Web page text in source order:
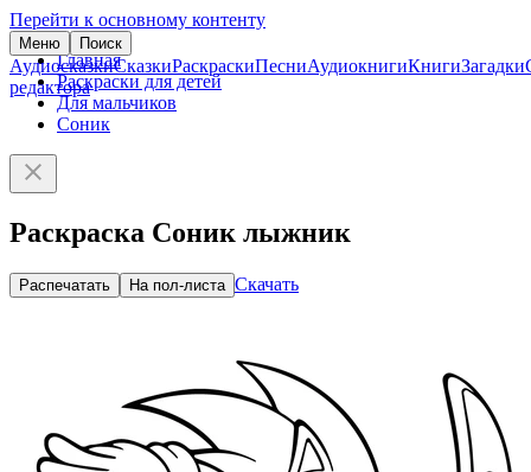
Перейти к основному контенту
Меню Поиск
АудиосказкиСказкиРаскраскиПесниАудиокнигиКнигиЗагадки
редактора
Главная
Раскраски для детей
Для мальчиков
Соник
Раскраска Соник лыжник
Распечатать На пол-листа Скачать